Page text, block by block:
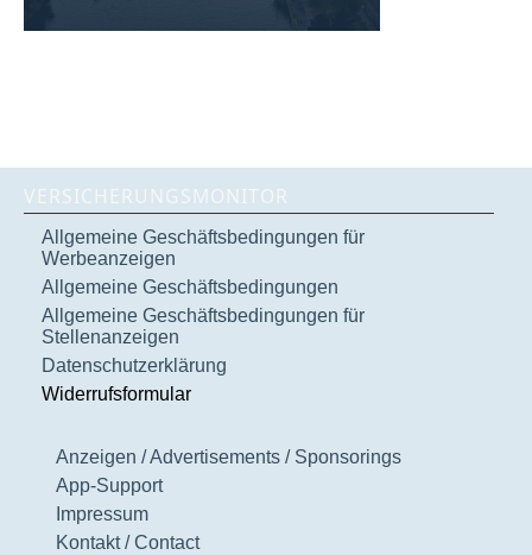
VERSICHERUNGSMONITOR
Allgemeine Geschäftsbedingungen für
Werbeanzeigen
Allgemeine Geschäftsbedingungen
Allgemeine Geschäftsbedingungen für
Stellenanzeigen
Datenschutzerklärung
Widerrufsformular
Anzeigen / Advertisements / Sponsorings
App-Support
Impressum
Kontakt / Contact